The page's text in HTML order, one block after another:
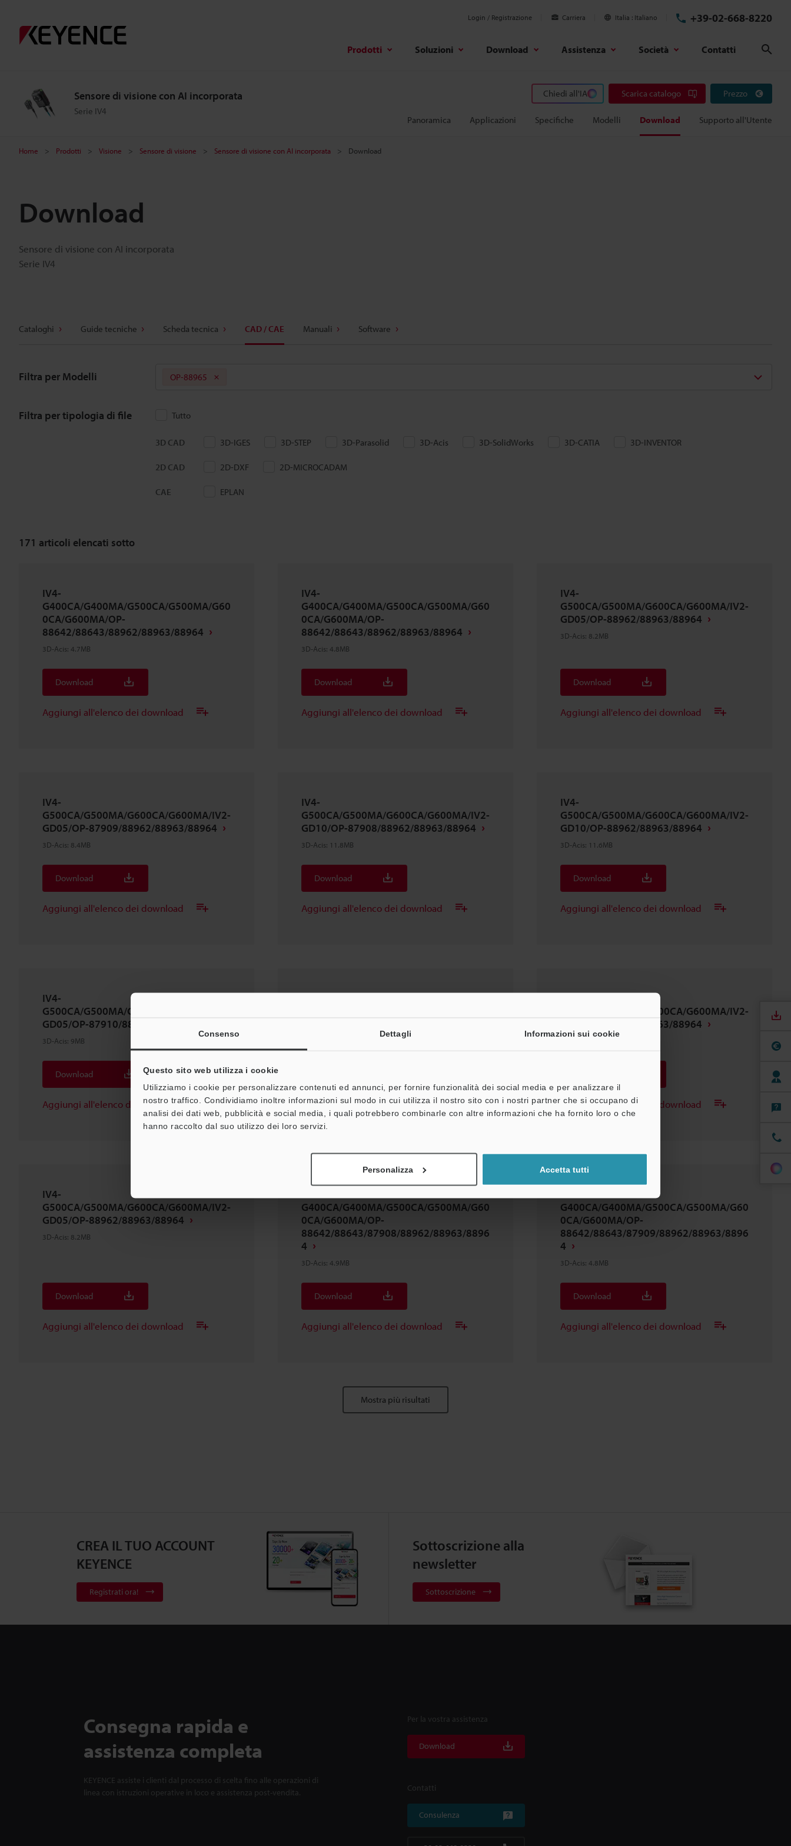
Consenso Dettagli Informazioni sui cookie
Questo sito web utilizza i cookie
Utilizziamo i cookie per personalizzare contenuti ed annunci, per fornire funzionalità dei social media e per analizzare il
nostro traffico. Condividiamo inoltre informazioni sul modo in cui utilizza il nostro sito con i nostri partner che si occupano di
analisi dei dati web, pubblicità e social media, i quali potrebbero combinarle con altre informazioni che ha fornito loro o che
hanno raccolto dal suo utilizzo dei loro servizi.
Personalizza Accetta tutti
Login / Registrazione Carriera Italia Italiano +39-02-668-8220
Prodotti Soluzioni Download Assistenza Società Contatti
Sensore di visione con AI incorporata
Serie IV4
Chiedi all'IA Scarica catalogo Prezzo
Panoramica Applicazioni Specifiche Modelli Download Supporto all'Utente
Home Prodotti Visione Sensore di visione Sensore di visione con AI incorporata Download
Download
Sensore di visione con AI incorporata
Serie IV4
Cataloghi Guide tecniche Scheda tecnica CAD / CAE Manuali Software
Filtra per Modelli OP-88965
Filtra per tipologia di file Tutto
3D CAD 3D-IGES 3D-STEP 3D-Parasolid 3D-Acis 3D-SolidWorks 3D-CATIA 3D-INVENTOR
2D CAD 2D-DXF 2D-MICROCADAM
CAE EPLAN
171 articoli elencati sotto
IV4-
G400CA/G400MA/G500CA/G500MA/G60
0CA/G600MA/OP-
88642/88643/88962/88963/88964
3D-Acis: 4.7MB
Download
Aggiungi all'elenco dei download
IV4-
G400CA/G400MA/G500CA/G500MA/G60
0CA/G600MA/OP-
88642/88643/88962/88963/88964
3D-Acis: 4.8MB
Download
Aggiungi all'elenco dei download
IV4-
G500CA/G500MA/G600CA/G600MA/IV2-
GD05/OP-88962/88963/88964
3D-Acis: 8.2MB
Download
Aggiungi all'elenco dei download
IV4-
G500CA/G500MA/G600CA/G600MA/IV2-
GD05/OP-87909/88962/88963/88964
3D-Acis: 8.4MB
Download
Aggiungi all'elenco dei download
IV4-
G500CA/G500MA/G600CA/G600MA/IV2-
GD10/OP-87908/88962/88963/88964
3D-Acis: 11.8MB
Download
Aggiungi all'elenco dei download
IV4-
G500CA/G500MA/G600CA/G600MA/IV2-
GD10/OP-88962/88963/88964
3D-Acis: 11.6MB
Download
Aggiungi all'elenco dei download
IV4-
G500CA/G500MA/G600CA/G600MA/IV2-
GD05/OP-87910/88962/88963/88964
3D-Acis: 9MB
Download
Aggiungi all'elenco dei download Aggiungi all'elenco dei download
G500CA/G500MA/G600CA/G600MA/IV2-
GD10/OP-88962/88963/88964
Aggiungi all'elenco dei download
IV4-
G500CA/G500MA/G600CA/G600MA/IV2-
GD05/OP-88962/88963/88964
3D-Acis: 8.2MB
Download
Aggiungi all'elenco dei download
G400CA/G400MA/G500CA/G500MA/G60
0CA/G600MA/OP-
88642/88643/87908/88962/88963/8896
4
3D-Acis: 4.9MB
Download
Aggiungi all'elenco dei download
G400CA/G400MA/G500CA/G500MA/G60
0CA/G600MA/OP-
88642/88643/87909/88962/88963/8896
4
3D-Acis: 4.8MB
Download
Aggiungi all'elenco dei download
Mostra più risultati
CREA IL TUO ACCOUNT
KEYENCE
Registrati ora!
Sottoscrizione alla
newsletter
Sottoscrizione
Consegna rapida e
assistenza completa
KEYENCE assiste i clienti dal processo di scelta fino alle operazioni di
linea con istruzioni operative in loco e assistenza post-vendita.
Per la vostra assistenza
Download
Contatti
Consulenza